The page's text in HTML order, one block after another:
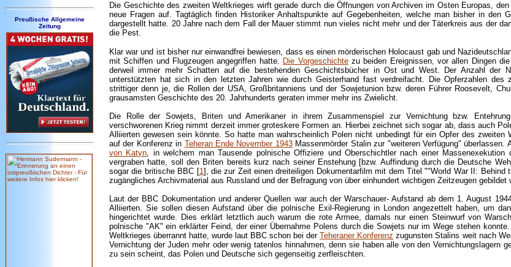
Preußische Allgemeine
Zeitung
Die Geschichte des zweiten Weltkrieges wirft gerade durch die Öffnungen von Archiven im Osten Europas,
neue Fragen auf. Tagtäglich finden Historiker Anhaltspunkte auf Gegebenheiten, welche man bisher in den
dargestellt hatte. 20 Jahre nach dem Fall der Mauer stimmt nun vieles nicht mehr und der Täterkreis aus der
die Pest.
Klar war und ist bisher nur einwandfrei bewiesen, dass es einen mörderischen Holocaust gab und
mit Schiffen und Flugzeugen angegriffen hatte. Die Vorgeschichtezu beiden Ereignissen, vor allen Dingen
derweil immer mehr Schatten auf die bestehenden Geschichtsbücher in Ost und West. Der Anzahl der
unterstützten hat sich in den letzten Jahren wie durch Geisterhand fast verdreifacht. Die Opferzahlen des
strittiger denn je, die Rollen der USA, Großbritanniens und der Sowjetunion bzw. deren Führer Roosevelt,
grausamsten Geschichte des 20. Jahrhunderts geraten immer mehr ins Zwielicht.
Die Rolle der Sowjets, Briten und Amerikaner in ihrem Zusammenspiel zur Vernichtung bzw.
verschworenen Krieg nimmt derzeit immer groteskere Formen an. Hierbei zeichnet sich sogar ab, dass auch
Alliierten gewesen sein könnte. So hatte man wahrscheinlich Polen nicht unbedingt für ein Opfer des zweiten
auf der Konferenz in Teheran Ende November 1943Massenmörder Stalin zur "weiteren Verfügung" überlassen.
von Katyn, in welchem man Tausende polnische Offiziere und Oberschichtler nach einer Massenexekution
vergraben hatte, soll den Briten bereits kurz nach seiner Enstehung [bzw. Auffindung durch die Deutsche
sogar die britische BBC [1], die zur Zeit einen dreiteiligen Dokumentarfilm mit dem Titel ""World War II:
zugängliches Archivmaterial aus Russland und der Befragung von über einhundert wichtigen Zeitzeugen gebildet
Laut der BBC Dokumentation und anderer Quellen war auch der Warschauer- Aufstand ab dem 1. August
Alliierten. Sie sollen diesen Aufstand über die polnische Exil-Regierung in London angezettelt haben, um
hingerichtet wurde. Dies erklärt letztlich auch warum die rote Armee, damals nur einen Steinwurf von
polnische "AK" ein erklärter Feind, der einer Übernahme Polens durch die Sowjets nur im Wege stehen
Weltkrieges überrannt hatte, wurde laut BBC schon bei derTeheraner Konferenz zugunsten Stalins weit nach
Vernichtung der Juden mehr oder wenig tatenlos hinnahmen, denn sie haben alle von den
zu sein scheint, das Polen und Deutsche sich gegenseitig zerfleischten.